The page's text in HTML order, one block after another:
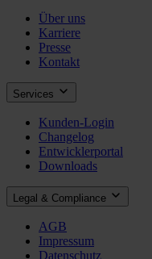
Über uns
Karriere
Presse
Kontakt
Services
Kunden-Login
Changelog
Entwicklerportal
Downloads
Legal & Compliance
AGB
Impressum
Datenschutz